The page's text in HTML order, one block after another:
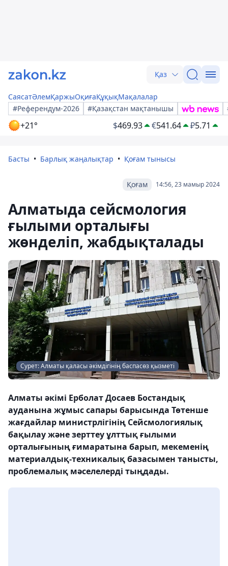
Қаз
СаясатӘлемҚаржыОқиғаҚұқықМақалалар
#Референдум-2026
#Қазақстан мақтанышы
+21° $469.93 €541.64 ₽5.71
Басты Барлық жаңалықтар Қоғам тынысы
14:56, 23 мамыр 2024
Қоғам
Алматыда сейсмология
ғылыми орталығы
жөнделіп, жабдықталады
Сурет: Алматы қаласы әкімдігінің баспасөз қызметі
Алматы әкімі Ерболат Досаев Бостандық
ауданына жұмыс сапары барысында Төтенше
жағдайлар министрлігінің Сейсмологиялық
бақылау және зерттеу ұлттық ғылыми
орталығының ғимаратына барып, мекеменің
материалдық-техникалық базасымен танысты,
проблемалық мәселелерді тыңдады.